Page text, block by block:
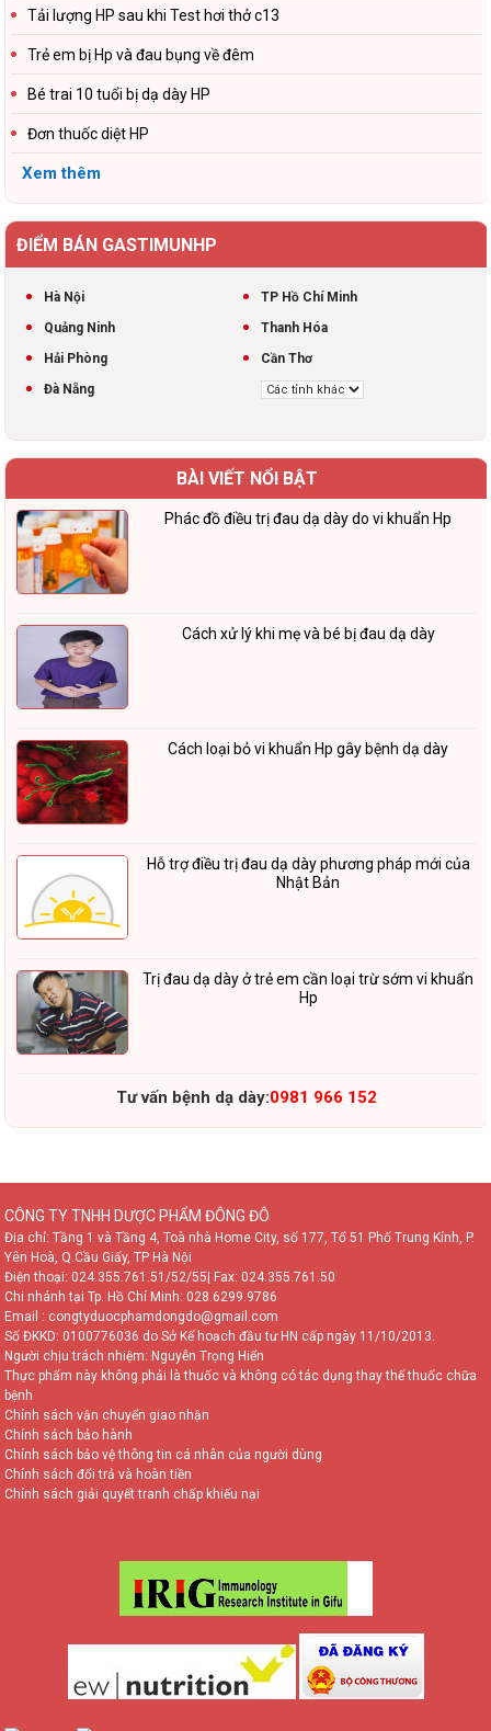
Tải lượng HP sau khi Test hơi thở c13
Trẻ em bị Hp và đau bụng về đêm
Bé trai 10 tuổi bị dạ dày HP
Đơn thuốc diệt HP
Xem thêm
ĐIỂM BÁN GASTIMUNHP
Hà Nội
TP Hồ Chí Minh
Quảng Ninh
Thanh Hóa
Hải Phòng
Cần Thơ
Đà Nẵng
BÀI VIẾT NỔI BẬT
Phác đồ điều trị đau dạ dày do vi khuẩn Hp
Cách xử lý khi mẹ và bé bị đau dạ dày
Cách loại bỏ vi khuẩn Hp gây bệnh dạ dày
Hỗ trợ điều trị đau dạ dày phương pháp mới của
Nhật Bản
Trị đau dạ dày ở trẻ em cần loại trừ sớm vi khuẩn
Hp
Tư vấn bệnh dạ dày:0981 966 152
CÔNG TY TNHH DƯỢC PHẨM ĐÔNG ĐÔ
Địa chỉ: Tầng 1 và Tầng 4, Toà nhà Home City, số 177, Tổ 51 Phố Trung Kính, P.
Yên Hoà, Q.Cầu Giấy, TP Hà Nội
Điện thoại: 024.355.761.51/52/55
| Fax: 024.355.761.50
Chi nhánh tại Tp. Hồ Chí Minh: 028.6299.9786
Email : congtyduocphamdongdo@gmail.com
Số ĐKKD: 0100776036 do Sở Kế hoạch đầu tư HN cấp ngày 11/10/2013.
Người chịu trách nhiệm: Nguyễn Trọng Hiển
Thực phẩm này không phải là thuốc và không có tác dụng thay thế thuốc chữa
bệnh
Chính sách vận chuyển giao nhận
Chính sách bảo hành
Chính sách bảo vệ thông tin cá nhân của người dùng
Chính sách đổi trả và hoàn tiền
Chính sách giải quyết tranh chấp khiếu nại